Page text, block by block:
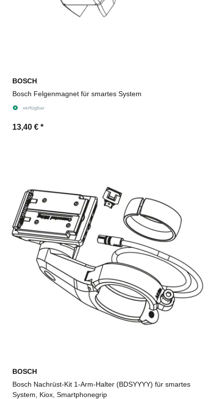
BOSCH
Bosch Felgenmagnet für smartes System
verfügbar
13,40 € *
BOSCH
Bosch Nachrüst-Kit 1-Arm-Halter (BDSYYYY) für smartes
System, Kiox, Smartphonegrip